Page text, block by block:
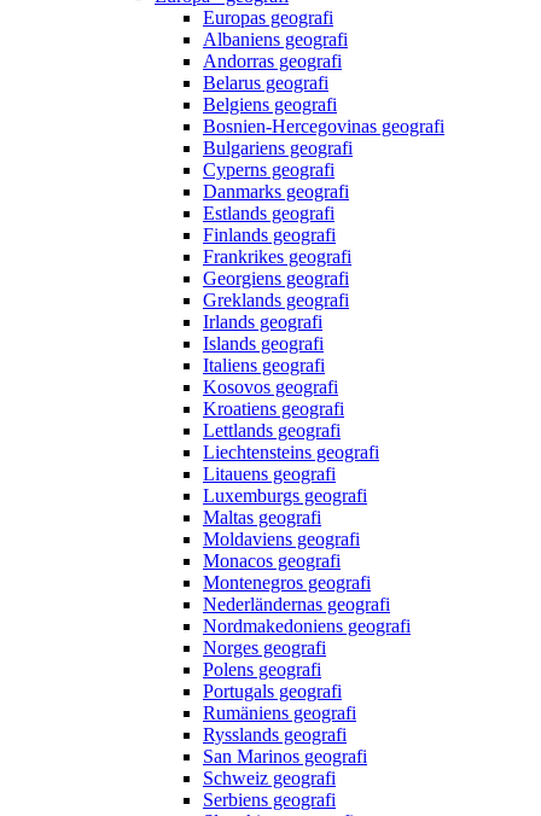
Europas geografi
Albaniens geografi
Andorras geografi
Belarus geografi
Belgiens geografi
Bosnien-Hercegovinas geografi
Bulgariens geografi
Cyperns geografi
Danmarks geografi
Estlands geografi
Finlands geografi
Frankrikes geografi
Georgiens geografi
Greklands geografi
Irlands geografi
Islands geografi
Italiens geografi
Kosovos geografi
Kroatiens geografi
Lettlands geografi
Liechtensteins geografi
Litauens geografi
Luxemburgs geografi
Maltas geografi
Moldaviens geografi
Monacos geografi
Montenegros geografi
Nederländernas geografi
Nordmakedoniens geografi
Norges geografi
Polens geografi
Portugals geografi
Rumäniens geografi
Rysslands geografi
San Marinos geografi
Schweiz geografi
Serbiens geografi